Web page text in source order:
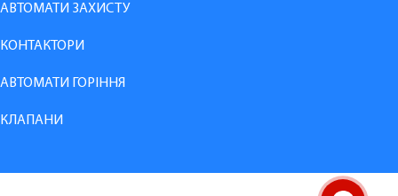
АВТОМАТИ ЗАХИСТУ
КОНТАКТОРИ
АВТОМАТИ ГОРІННЯ
КЛАПАНИ